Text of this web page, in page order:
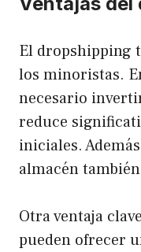
El dropshipping
los minoristas.
necesario
reduce
iniciales.
almacén
Otra ventaja
pueden ofrecer